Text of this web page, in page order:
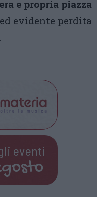
e propria piazza
evidente perdita
eventi